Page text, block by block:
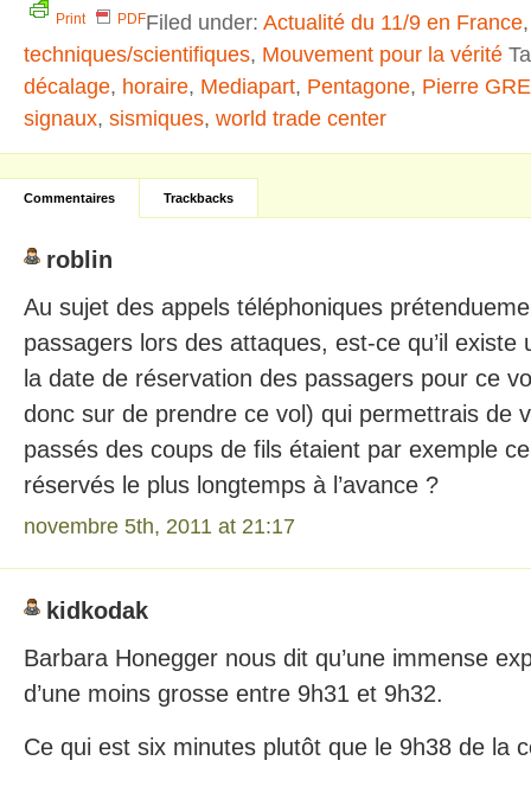
Print PDFFiled under: Actualité du 11/9 en France
techniques/scientifiques, Mouvement pour la vérité
décalage, horaire, Mediapart, Pentagone, Pierre
signaux, sismiques, world trade center
Commentaires Trackbacks
roblin
Au sujet des appels téléphoniques
passagers lors des attaques, est-ce qu’il existe
la date de réservation des passagers pour ce
donc sur de prendre ce vol) qui permettrais de
passés des coups de fils étaient par exemple
réservés le plus longtemps à l’avance ?
novembre 5th, 2011 at 21:17
kidkodak
Barbara Honegger nous dit qu’une immense
d’une moins grosse entre 9h31 et 9h32.
Ce qui est six minutes plutôt que le 9h38 de la